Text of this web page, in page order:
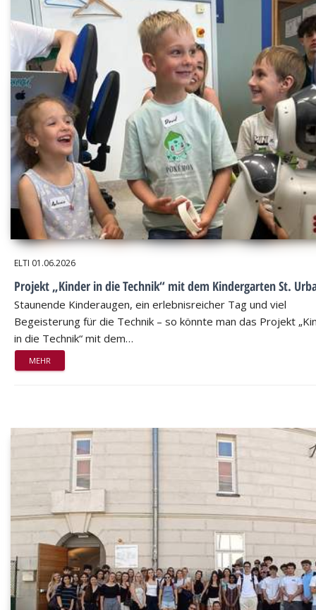
ELTI 01.06.2026
Projekt „Kinder in die Technik“ mit dem Kindergarten St.
Staunende Kinderaugen, ein erlebnisreicher Tag und viel
Begeisterung für die Technik – so könnte man das Projekt
in die Technik“ mit dem…
MEHR